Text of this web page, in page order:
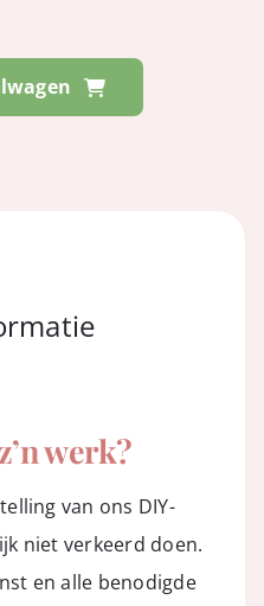
werk?
van ons DIY-
niet verkeerd doen.
en alle benodigde